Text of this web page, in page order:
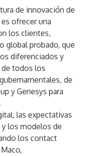
de innovación de
ofrecer una
los clientes,
global probado, que
diferenciados y
de todos los
de
y Genesys para
las expectativas
los modelos de
los contact